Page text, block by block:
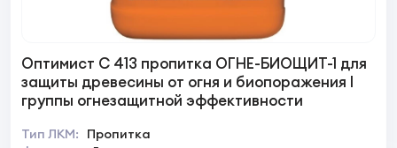
Оптимист C 413 пропитка ОГНЕ-БИОЩИТ-1 для
защиты древесины от огня и биопоражения I
группы огнезащитной эффективности
Тип ЛКМ:
Пропитка